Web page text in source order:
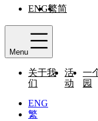
ENG繁简
Menu
关于我
们
活
动
一
园
ENG
繁